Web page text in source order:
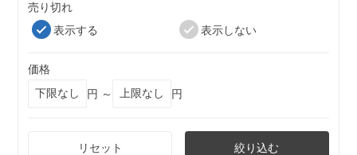
売り切れ
表示する
表示しない
価格
円 ～
円
リセット 絞り込む